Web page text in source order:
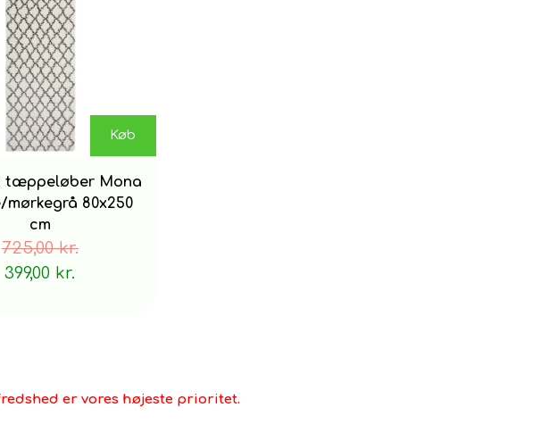
saks for at fjerne.
på glatte gulve.
Køb
tæppeløber Mona
mørkegrå 80x250
cm
725,00 kr.
399,00 kr.
er vores højeste prioritet.